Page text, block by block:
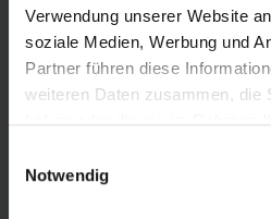
Verwendung unserer Website
soziale Medien, Werbung und
Partner führen diese
weiteren Daten zusammen, die
haben oder die sie im Rahmen
Notwendig